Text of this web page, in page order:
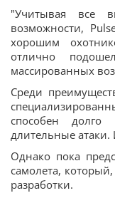
"Учитывая все
возможности,
хорошим
отлично
массированных
Среди
способен долго
длительные атаки.
Однако пока
самолета,
разработки.